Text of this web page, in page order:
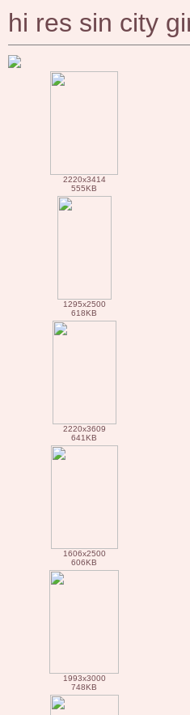
hi res sin city
2220x3414
555KB
1295x2500
618KB
2220x3609
641KB
1606x2500
606KB
1993x3000
748KB